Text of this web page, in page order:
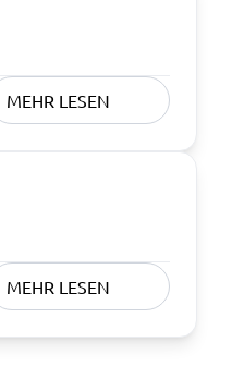
MEHR LESEN
MEHR LESEN